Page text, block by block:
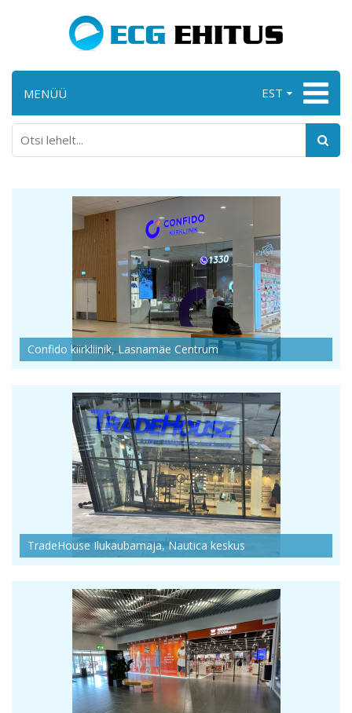
EST
MENÜÜ
Confido kiirkliinik, Lasnamäe Centrum
TradeHouse Ilukaubamaja, Nautica keskus